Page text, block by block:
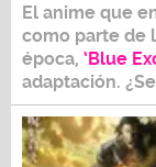
El anime que
como parte de
época, ‘Blue
adaptación.